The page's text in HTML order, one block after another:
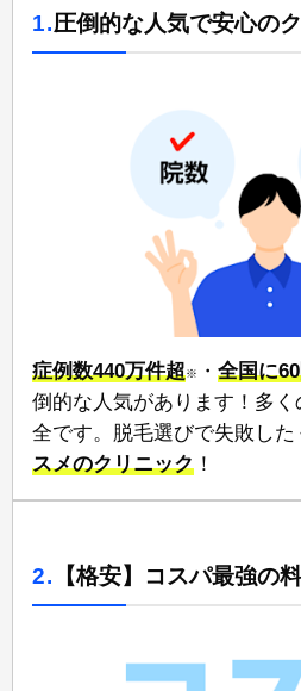
1.圧倒的な人気で安心の
症例数440万件超※ ・ 全国に
倒的な人気があります！多
全です。脱毛選びで失敗した
スメのクリニック ！
2. 【格安】コスパ最強の